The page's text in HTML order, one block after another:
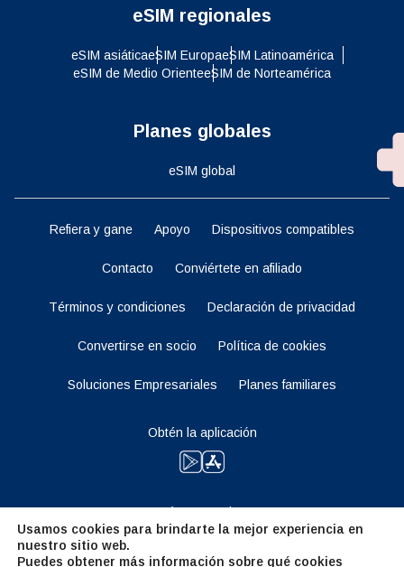
eSIM regionales
eSIM asiáticaeSIM EuropaeSIM Latinoamérica
eSIM de Medio OrienteeSIM de Norteamérica
Planes globales
eSIM global
Refiera y gane Apoyo Dispositivos compatibles
Contacto Conviértete en afiliado
Términos y condiciones Declaración de privacidad
Convertirse en socio Política de cookies
Soluciones Empresariales Planes familiares
Obtén la aplicación
Manténganse al tanto
Usamos cookies para brindarte la mejor experiencia en
nuestro sitio web.
Puedes obtener más información sobre qué cookies